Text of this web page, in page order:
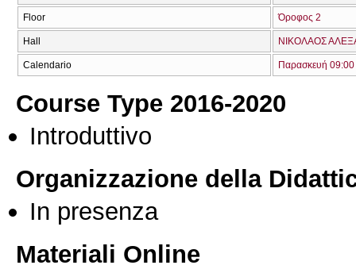
Floor Όροφος 2
Hall ΝΙΚΟΛΑΟΣ
Calendario Παρασκευή
Course Type 2016-2020
Introduttivo
Organizzazione della
In presenza
Materiali Online